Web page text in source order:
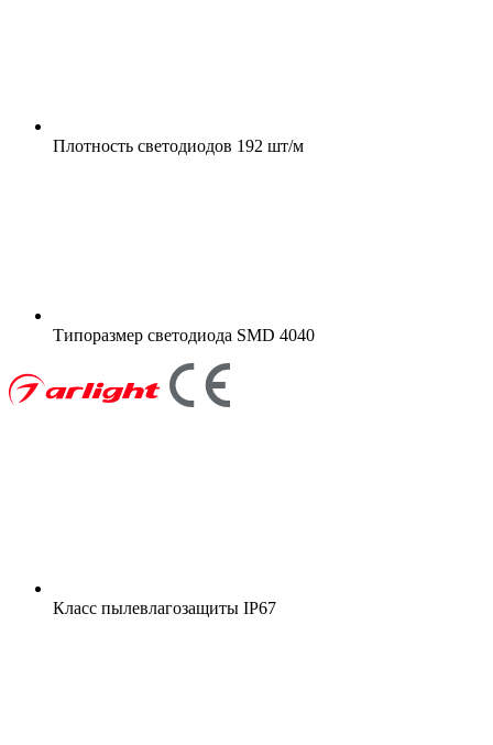
Плотность светодиодов 192 шт/м
Типоразмер светодиода SMD 4040
Класс пылевлагозащиты IP67